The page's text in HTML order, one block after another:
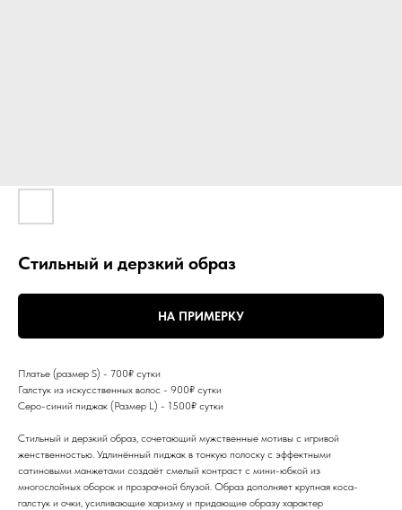
Стильный и дерзкий образ
НА ПРИМЕРКУ
Платье (размер S) - 700₽ сутки
Галстук из искусственных волос - 900₽ сутки
Серо-синий пиджак (Размер L) - 1500₽ сутки
Стильный и дерзкий образ, сочетающий мужственные мотивы с игривой
женственностью. Удлинённый пиджак в тонкую полоску с эффектными
сатиновыми манжетами создаёт смелый контраст с мини-юбкой из
многослойных оборок и прозрачной блузой. Образ дополняет крупная коса-
галстук и очки, усиливающие харизму и придающие образу характер